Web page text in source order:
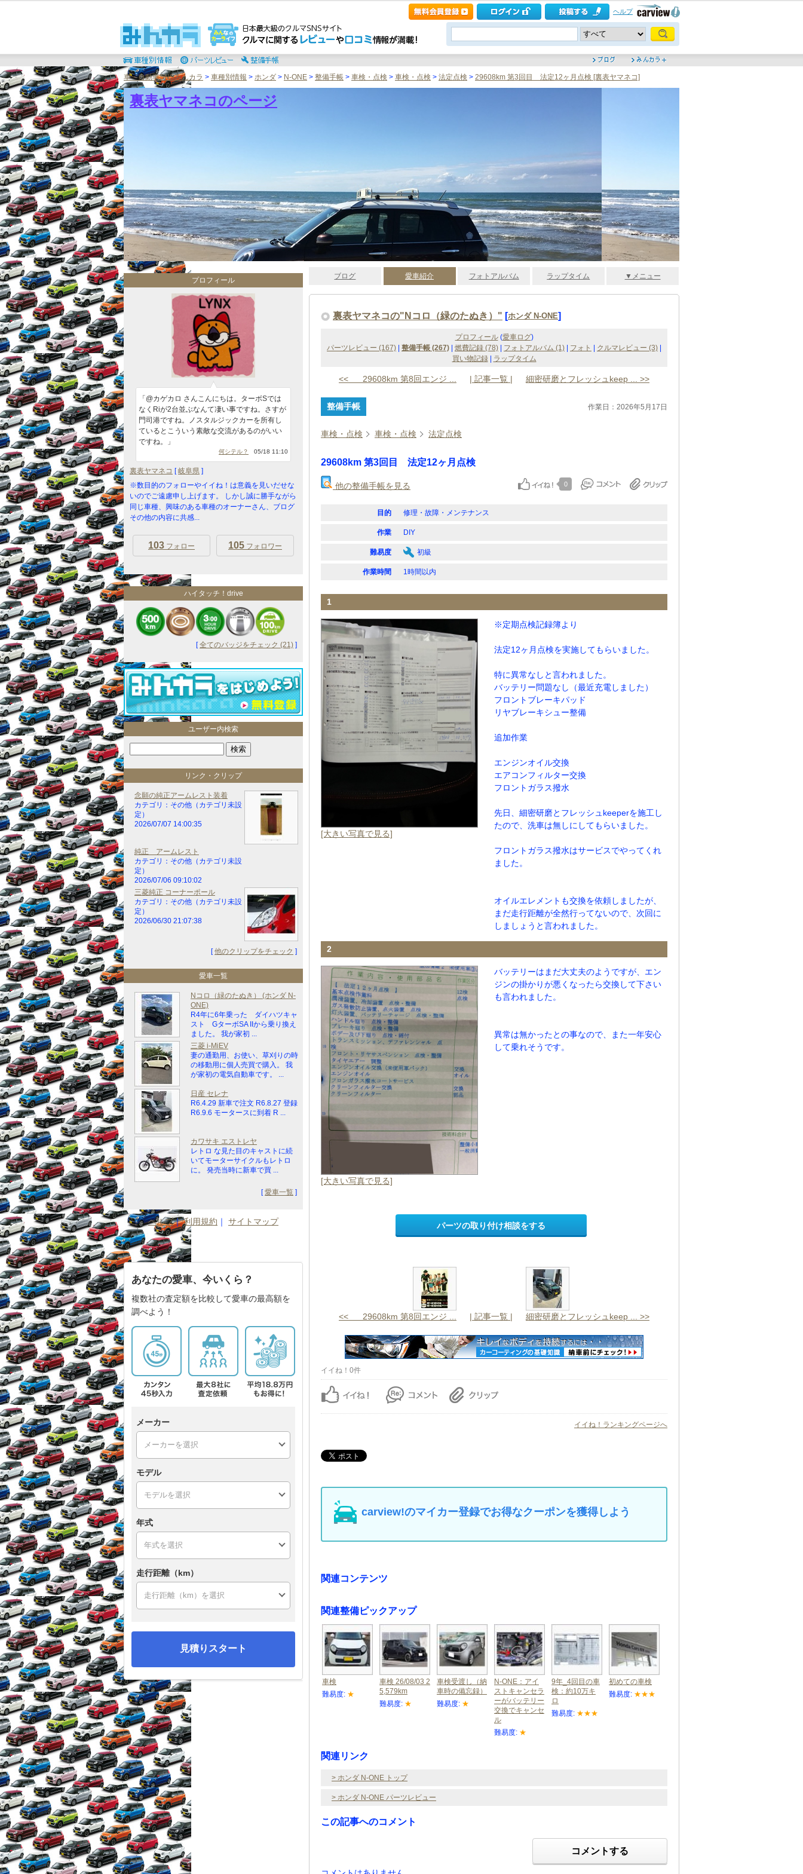
ヘルプ
車・自動車SNSみんカラ > 車種別情報 > ホンダ > N-ONE > 整備手帳 > 車検・点検 > 車検・点検 > 法定点検 > 29608km 第3回目 法定12ヶ月点検 [裏表ヤマネコ]
裏表ヤマネコのページ
ブログ 愛車紹介 フォトアルバム ラップタイム ▼メニュー
裏表ヤマネコの"Nコロ（緑のたぬき）" [ホンダ N-ONE]
プロフィール(愛車ログ)
パーツレビュー (167)
整備手帳 (267) 燃費記録 (78) フォトアルバム (1) フォト クルマレビュー (3)
買い物記録| ラップタイム
<< 29608km 第8回エンジ ... | 記事一覧 | 細密研磨とフレッシュkeep ... >>
整備手帳 作業日：2026年5月17日
車検・点検 車検・点検 法定点検
29608km 第3回目 法定12ヶ月点検
他の整備手帳を見る 0
目的 修理・故障・メンテナンス
作業 DIY
難易度 初級
作業時間 1時間以内
1
[大きい写真で見る]
※定期点検記録簿より
法定12ヶ月点検を実施してもらいました。
特に異常なしと言われました。
バッテリー問題なし（最近充電しました）
フロントブレーキパッド
リヤブレーキシュー整備
追加作業
エンジンオイル交換
エアコンフィルター交換
フロントガラス撥水
先日、細密研磨とフレッシュkeeperを施工し
たので、洗車は無しにしてもらいました。
フロントガラス撥水はサービスでやってくれ
ました。
オイルエレメントも交換を依頼しましたが、
まだ走行距離が全然行ってないので、次回に
しましょうと言われました。
2
[大きい写真で見る]
バッテリーはまだ大丈夫のようですが、エン
ジンの掛かりが悪くなったら交換して下さい
も言われました。
異常は無かったとの事なので、また一年安心
して乗れそうです。
パーツの取り付け相談をする
<< 29608km 第8回エンジ ... | 記事一覧 | 細密研磨とフレッシュkeep ... >>
イイね！0件
イイね！ランキングページへ
carview!のマイカー登録でお得なクーポンを獲得しよう
関連コンテンツ
関連整備ピックアップ
車検
難易度: ★
車検 26/08/03 2
5,579km
難易度: ★
車検受渡し（納
車時の備忘録）
難易度: ★
N-ONE：アイ
ストキャンセラ
ーがバッテリー
交換でキャンセ
ル
難易度: ★
9年_4回目の車
検：約10万キ
ロ
難易度: ★★★
初めての車検
難易度: ★★★
関連リンク
> ホンダ N-ONE トップ
> ホンダ N-ONE パーツレビュー
この記事へのコメント
コメントする
プロフィール
「@カゲカロ さんこんにちは。ターボSでは
なくRiが2台並ぶなんて凄い事ですね。さすが
門司港ですね。ノスタルジックカーを所有し
ているとこういう素敵な交流があるのがいい
ですね。」
何シテル？ 05/18 11:10
裏表ヤマネコ [岐阜県 ]
※数目的のフォローやイイね！は意義を見いだせな
いのでご遠慮申し上げます。 しかし誠に勝手ながら
同じ車種、興味のある車種のオーナーさん、ブログ
その他の内容に共感...
103 フォロー 105 フォロワー
ハイタッチ！drive
[全てのバッジをチェック (21) ]
ユーザー内検索
リンク・クリップ
念願の純正アームレスト装着
カテゴリ：その他（カテゴリ未設
定）
2026/07/07 14:00:35
純正 アームレスト
カテゴリ：その他（カテゴリ未設
定）
2026/07/06 09:10:02
三菱純正 コーナーポール
カテゴリ：その他（カテゴリ未設
定）
2026/06/30 21:07:38
[他のクリップをチェック ]
愛車一覧
Nコロ（緑のたぬき） (ホンダ N-
ONE)
R4年に6年乗った ダイハツキャ
スト GターボSA IIから乗り換え
ました。 我が家初 ...
三菱 i-MiEV
妻の通勤用、お使い、草刈りの時
の移動用に個人売買で購入。 我
が家初の電気自動車です。 ...
日産 セレナ
R6.4.29 新車で注文 R6.8.27 登録
R6.9.6 モータースに到着 R ...
カワサキ エストレヤ
レトロ な見た目のキャストに続
いてモーターサイクルもレトロ
に。 発売当時に新車で買 ...
[愛車一覧 ]
ヘルプ｜利用規約 ｜ サイトマップ
あなたの愛車、今いくら？
複数社の査定額を比較して愛車の最高額を
調べよう！
メーカー
モデル
年式
走行距離（km）
見積りスタート